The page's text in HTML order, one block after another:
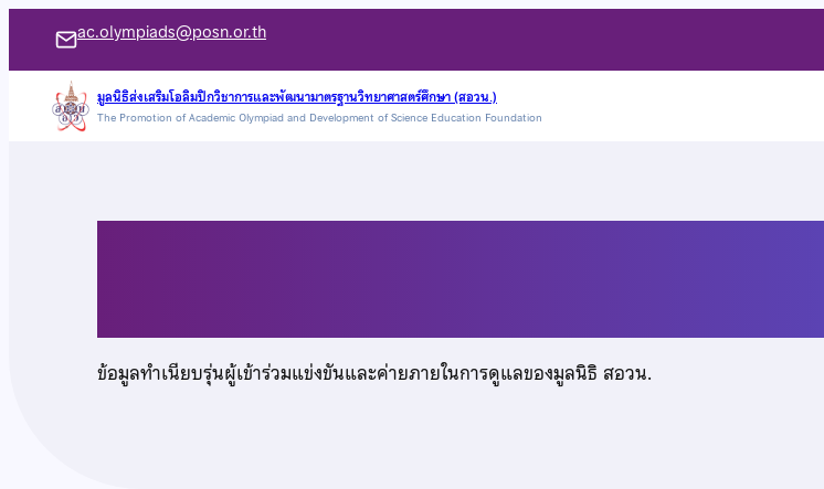
เนื้อหา
ac.olympiads@posn.or.th
มูลนิธิส่งเสริมโอลิมปิกวิชาการและพัฒนามาตรฐานวิทยาศาสตร์ศึกษา (สอวน.)
The Promotion of Academic Olympiad and Development of Science Education Foundation
ข้อมูลทำเนียบรุ่นผู้เข้าร่วมแข่งขันและค่ายภายในการดูแลของมูลนิธิ สอวน.